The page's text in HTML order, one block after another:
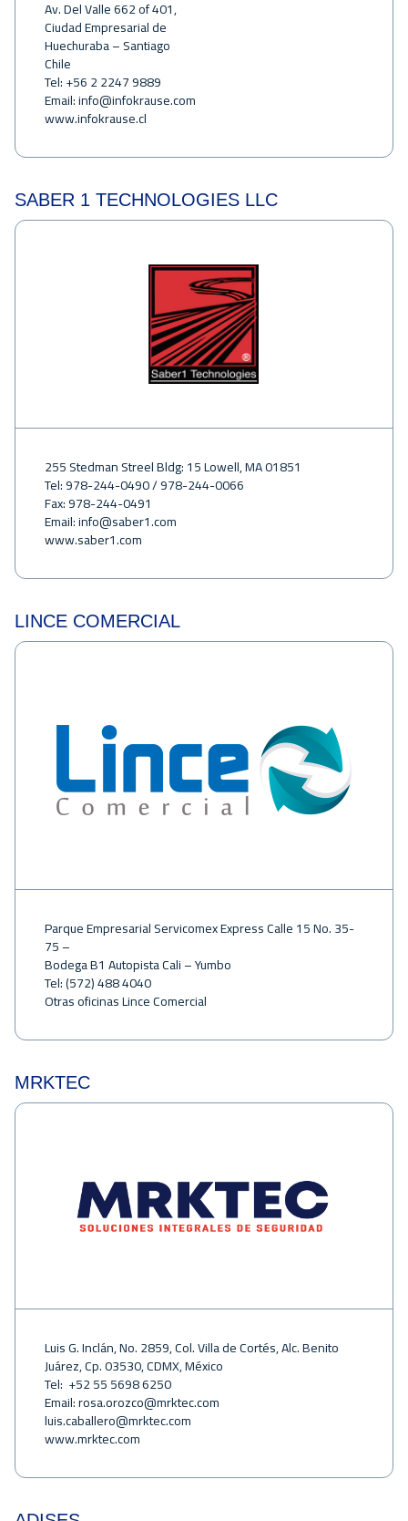
Av. Del Valle 662 of 401,
Ciudad Empresarial de
Huechuraba – Santiago
Chile
Tel: +56 2 2247 9889
Email:info@infokrause.com
www.infokrause.cl
SABER 1 TECHNOLOGIES LLC
255 Stedman Streel Bldg: 15 Lowell, MA 01851
Tel: 978-244-0490 / 978-244-0066
Fax: 978-244-0491
Email:info@saber1.com
www.saber1.com
LINCE COMERCIAL
Parque Empresarial Servicomex Express Calle 15 No. 35-
75 –
Bodega B1 Autopista Cali – Yumbo
Tel: (572) 488 4040
Otras oficinas Lince Comercial
MRKTEC
Luis G. Inclán, No. 2859, Col. Villa de Cortés, Alc. Benito
Juárez, Cp. 03530, CDMX, México
Tel: +52 55 5698 6250
Email:rosa.orozco@mrktec.com
luis.caballero@mrktec.com
www.mrktec.com